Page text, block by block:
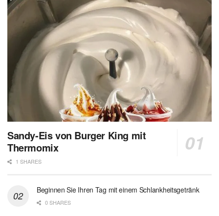
Sandy-Eis von Burger King mit
Thermomix
1 SHARES
Beginnen Sie Ihren Tag mit einem Schlankheitsgetränk
0 SHARES